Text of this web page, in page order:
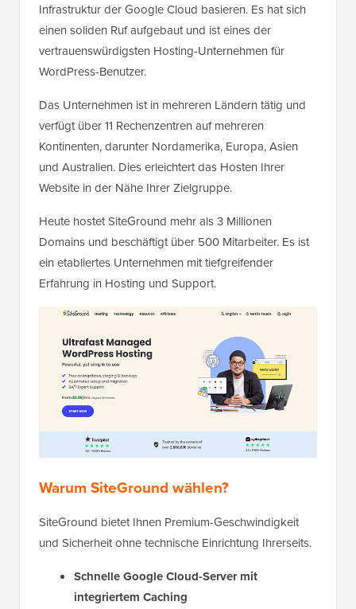
Infrastruktur der Google Cloud basieren. Es hat sich
einen soliden Ruf aufgebaut und ist eines der
vertrauenswürdigsten Hosting-Unternehmen für
WordPress-Benutzer.
Das Unternehmen ist in mehreren Ländern tätig und
verfügt über 11 Rechenzentren auf mehreren
Kontinenten, darunter Nordamerika, Europa, Asien
und Australien. Dies erleichtert das Hosten Ihrer
Website in der Nähe Ihrer Zielgruppe.
Heute hostet SiteGround mehr als 3 Millionen
Domains und beschäftigt über 500 Mitarbeiter. Es ist
ein etabliertes Unternehmen mit tiefgreifender
Erfahrung in Hosting und Support.
Warum SiteGround wählen?
SiteGround bietet Ihnen Premium-Geschwindigkeit
und Sicherheit ohne technische Einrichtung Ihrerseits.
Schnelle Google Cloud-Server mit
integriertem Caching